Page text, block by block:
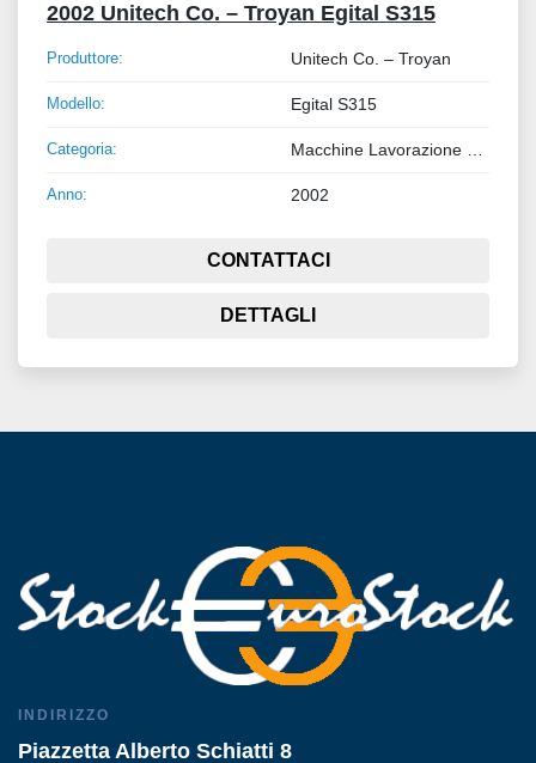
2002 Unitech Co. – Troyan Egital S315
Produttore: Unitech Co. – Troyan
Modello: Egital S315
Categoria:
Anno: 2002
CONTATTACI
DETTAGLI
INDIRIZZO
Piazzetta Alberto Schiatti 8